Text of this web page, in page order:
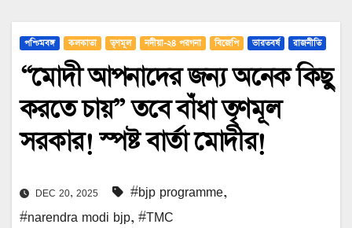
পশ্চিমবঙ্গ কলকাতা তৃণমূল নদীয়া-২৪ পরগনা বিজেপি ভারতবর্ষ রাজনীতি
“মোদী আপনাদের জন্য অনেক কিছু
করতে চায়” তবে বাঁধা তৃণমূল
সরকার! স্পষ্ট বার্তা মোদীর!
DEC 20, 2025 #bjp programme,
#narendra modi bjp, #TMC